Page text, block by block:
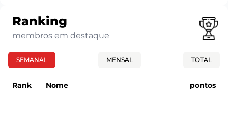
Ranking
membros em destaque
SEMANAL MENSAL TOTAL
Rank Nome pontos